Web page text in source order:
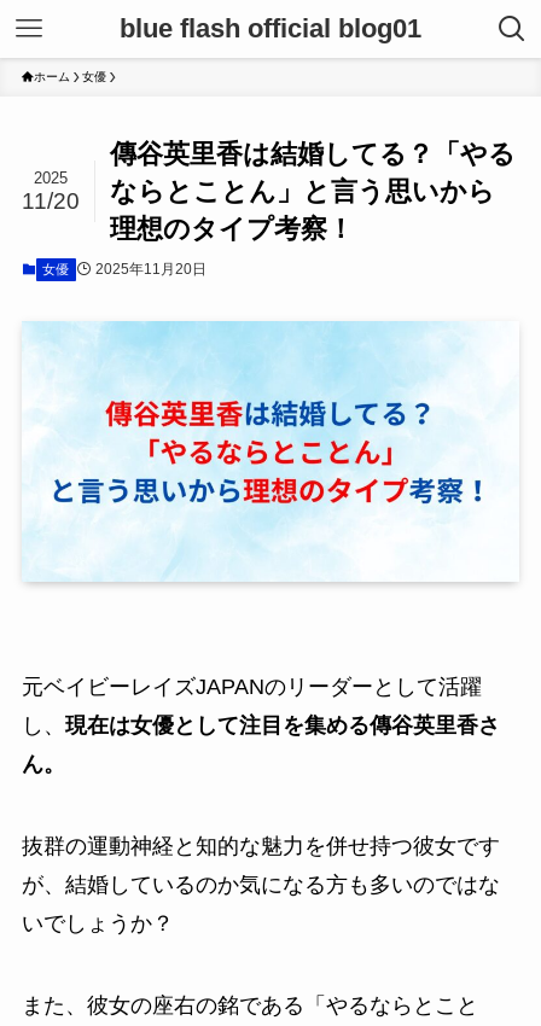
blue flash official blog01
ホーム 女優
傳谷英里香は結婚してる？「やる
ならとことん」と言う思いから
理想のタイプ考察！
2025
11/20
女優 2025年11月20日
元ベイビーレイズJAPANのリーダーとして活躍
し、 現在は女優として注目を集める傳谷英里香さ
ん。
抜群の運動神経と知的な魅力を併せ持つ彼女です
が、結婚しているのか気になる方も多いのではな
いでしょうか？
また、彼女の座右の銘である「やるならとこと